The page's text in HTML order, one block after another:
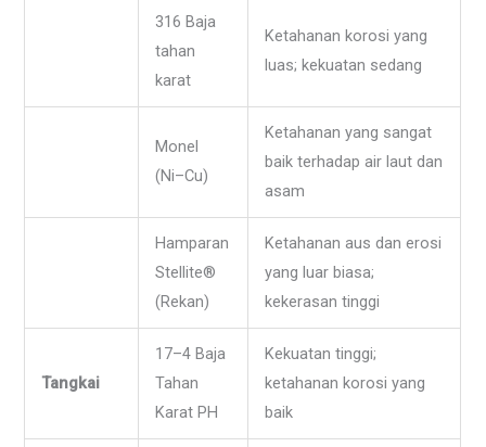
316 Baja
tahan
karat
Ketahanan korosi yang
luas; kekuatan sedang
Monel
(Ni–Cu)
Ketahanan yang sangat
baik terhadap air laut dan
asam
Hamparan
Stellite®
(Rekan)
Ketahanan aus dan erosi
yang luar biasa;
kekerasan tinggi
Tangkai
17–4 Baja
Tahan
Karat PH
Kekuatan tinggi;
ketahanan korosi yang
baik